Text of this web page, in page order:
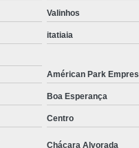
Valinhos
itatiaia
Américan Park
Boa Esperança
Centro
Chácara Alvorada